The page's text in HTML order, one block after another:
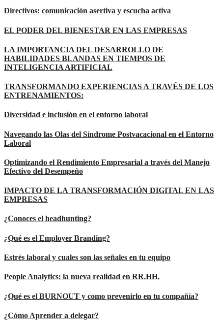
Directivos: comunicación asertiva y escucha activa
EL PODER DEL BIENESTAR EN LAS EMPRESAS
LA IMPORTANCIA DEL DESARROLLO DE
HABILIDADES BLANDAS EN TIEMPOS DE
INTELIGENCIA ARTIFICIAL
TRANSFORMANDO EXPERIENCIAS A TRAVÉS DE LOS
ENTRENAMIENTOS:
Diversidad e inclusión en el entorno laboral
Navegando las Olas del Síndrome Postvacacional en el Entorno
Laboral
Optimizando el Rendimiento Empresarial a través del Manejo
Efectivo del Desempeño
IMPACTO DE LA TRANSFORMACIÓN DIGITAL EN LAS
EMPRESAS
¿Conoces el headhunting?
¿Qué es el Employer Branding?
Estrés laboral y cuales son las señales en tu equipo
People Analytics: la nueva realidad en RR.HH.
¿Qué es el BURNOUT y como prevenirlo en tu compañía?
¿Cómo Aprender a delegar?